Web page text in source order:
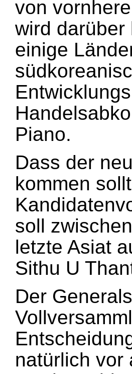
von
wird darüber
einige
Piano.
Dass der
kommen
soll
letzte Asiat
Sithu U
Der
natürlich vor